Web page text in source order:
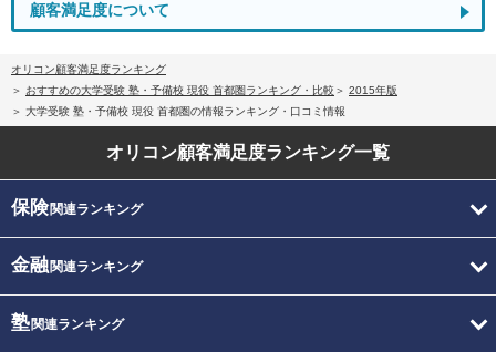
顧客満足度について
オリコン顧客満足度ランキング
おすすめの大学受験 塾・予備校 現役 首都圏ランキング・比較
2015年版
大学受験 塾・予備校 現役 首都圏の情報ランキング・口コミ情報
オリコン顧客満足度ランキング一覧
保険関連ランキング
金融関連ランキング
塾関連ランキング